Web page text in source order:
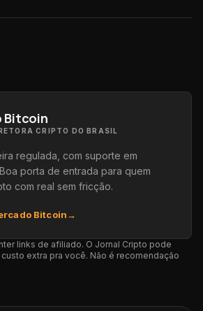
Bitcoin
CRIPTO DO BRASIL
regulada, com suporte em
porta de entrada para quem
com real sem fricção.
Bitcoin→
links de afiliado. O Jornal Cripto pode
extra pra você. Não é recomendação